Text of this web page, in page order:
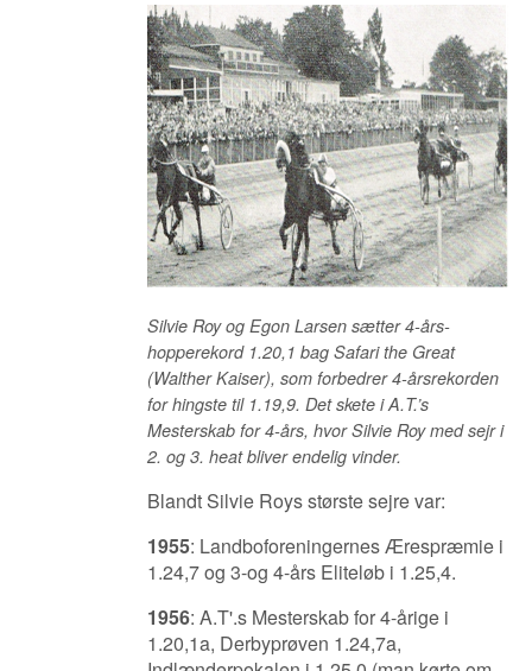
Silvie Roy og Egon Larsen sætter 4-års-
hopperekord 1.20,1 bag Safari the Great
(Walther Kaiser), som forbedrer 4-årsrekorden
for hingste til 1.19,9. Det skete i A.T.’s
Mesterskab for 4-års, hvor Silvie Roy med sejr i
2. og 3. heat bliver endelig vinder.
Blandt Silvie Roys største sejre var:
1955: Landboforeningernes Ærespræmie i
1.24,7 og 3-og 4-års Eliteløb i 1.25,4.
1956: A.T'.s Mesterskab for 4-årige i
1.20,1a, Derbyprøven 1.24,7a,